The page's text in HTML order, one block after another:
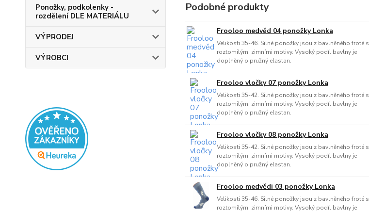
Ponožky, podkolenky -
rozdělení DLE MATERIÁLU
VÝPRODEJ
VÝROBCI
Podobné produkty
Frooloo medvěd 04 ponožky Lonka
Velikosti 35-46. Silné ponožky jsou z bavlněného froté s
roztomilými zimními motivy. Vysoký podíl bavlny je
doplněný o pružný elastan.
Frooloo vločky 07 ponožky Lonka
Velikosti 35-42. Silné ponožky jsou z bavlněného froté s
roztomilými zimními motivy. Vysoký podíl bavlny je
doplněný o pružný elastan.
Frooloo vločky 08 ponožky Lonka
Velikosti 35-42. Silné ponožky jsou z bavlněného froté s
roztomilými zimními motivy. Vysoký podíl bavlny je
doplněný o pružný elastan.
Frooloo medvědi 03 ponožky Lonka
Velikosti 35-46. Silné ponožky jsou z bavlněného froté s
roztomilými zimními motivy. Vysoký podíl bavlny je